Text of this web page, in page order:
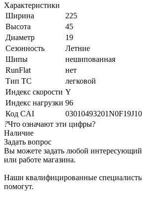
Характеристики
Ширина
225
Высота
45
Диаметр
19
Сезонность
Летние
Шипы
нешипованная
RunFlat
нет
Тип ТС
легковой
Индекс скорости Y
Индекс нагрузки 96
Код CAI
?Что означают эти цифры?
Наличие
Задать вопрос
Вы можете задать любой интересующий
или работе магазина.
Наши квалифицированные специалисты
помогут.